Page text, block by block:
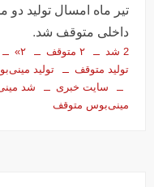
تیر ماه امسال تولید
داخلی متوقف شد.
2 شد ۲ متوقف ۲»
تولید متوقف
تولید
سایت خبری
شد
مینی‌بوس متوقف